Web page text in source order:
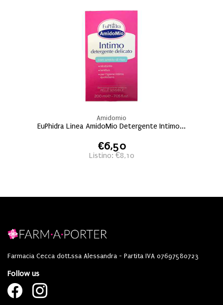
Amidomio
EuPhidra Linea AmidoMio Detergente Intimo...
€6,50
Listino: €8,10
Farmacia Cecca dott.ssa Alessandra - Partita IVA 07697580723
Follow us